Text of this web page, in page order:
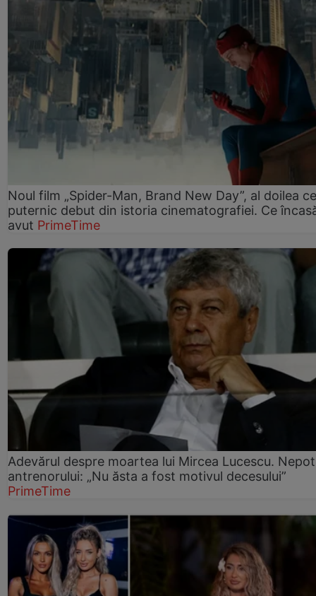
Noul film „Spider-Man, Brand New Day”, al doilea
puternic debut din istoria cinematografiei. Ce
avut PrimeTime
Adevărul despre moartea lui Mircea Lucescu.
antrenorului: „Nu ăsta a fost motivul decesului”
PrimeTime